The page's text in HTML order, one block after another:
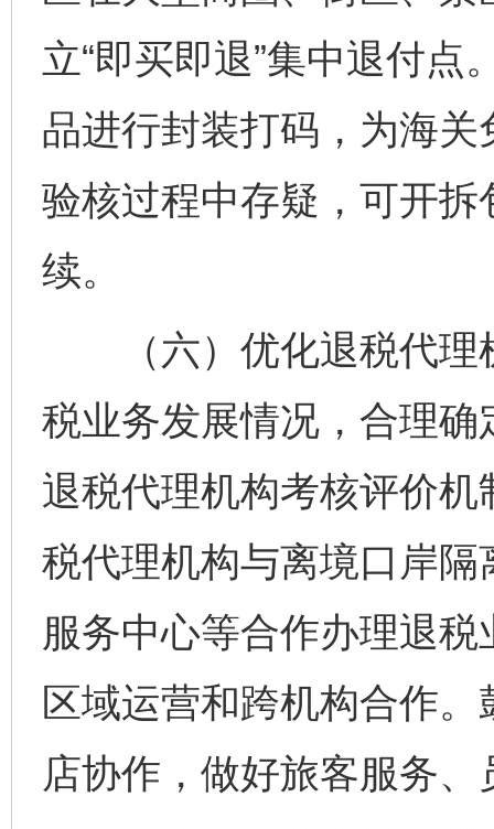
立“即买即退”集中退付
品进行封装打码，为海
验核过程中存疑，可开
续。
（六）优化退税代理
税业务发展情况，合理
退税代理机构考核评价
税代理机构与离境口岸
服务中心等合作办理退
区域运营和跨机构合作
店协作，做好旅客服务